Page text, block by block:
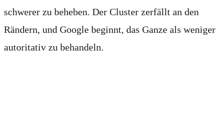
schwerer zu beheben. Der Cluster zerfällt an den
Rändern, und Google beginnt, das Ganze als weniger
autoritativ zu behandeln.